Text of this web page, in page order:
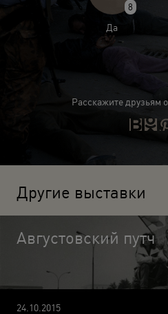
8
Да
Расскажите друзьям
Другие выставки
Августовский путч
24.10.2015